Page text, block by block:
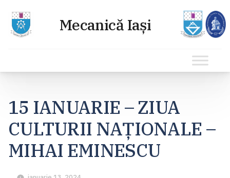
conținut
15 IANUARIE – ZIUA
CULTURII NAŢIONALE –
MIHAI EMINESCU